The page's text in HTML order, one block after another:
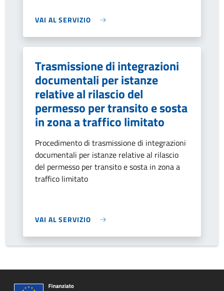
VAI AL SERVIZIO
Trasmissione di integrazioni
documentali per istanze
relative al rilascio del
permesso per transito e sosta
in zona a traffico limitato
Procedimento di trasmissione di integrazioni
documentali per istanze relative al rilascio
del permesso per transito e sosta in zona a
traffico limitato
VAI AL SERVIZIO